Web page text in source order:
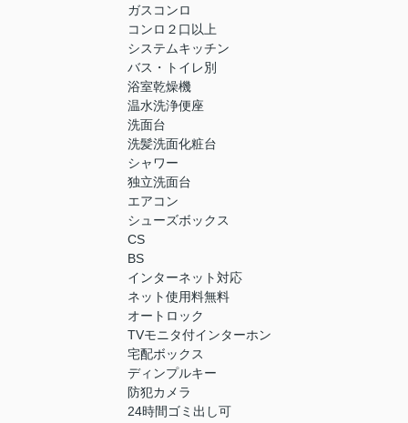
ガスコンロ
コンロ２口以上
システムキッチン
バス・トイレ別
浴室乾燥機
温水洗浄便座
洗面台
洗髪洗面化粧台
シャワー
独立洗面台
エアコン
シューズボックス
CS
BS
インターネット対応
ネット使用料無料
オートロック
TVモニタ付インターホン
宅配ボックス
ディンプルキー
防犯カメラ
24時間ゴミ出し可